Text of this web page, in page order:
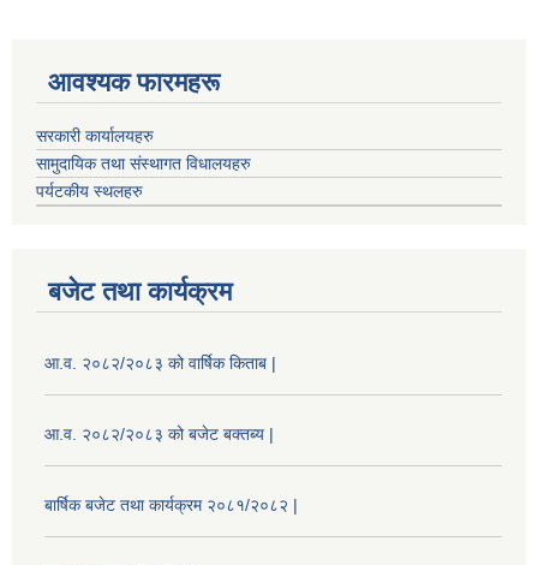
आवश्यक फारमहरू
सरकारी कार्यालयहरु
सामुदायिक तथा संस्थागत विधालयहरु
पर्यटकीय स्थलहरु
बजेट तथा कार्यक्रम
आ.व. २०८२/२०८३ को वार्षिक किताब |
आ.व. २०८२/२०८३ को बजेट बक्तब्य |
बार्षिक बजेट तथा कार्यक्रम २०८१/२०८२ |